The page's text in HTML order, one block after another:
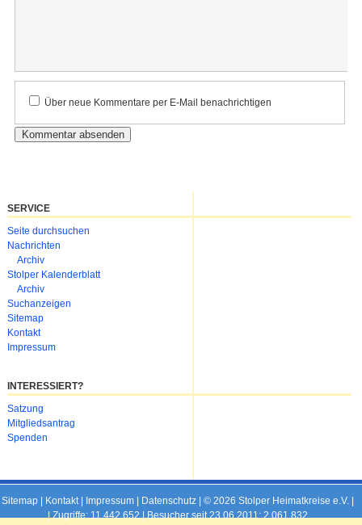
Kommentar
Über neue Kommentare per E-Mail benachrichtigen
SERVICE
Navigation
überspringen
Seite durchsuchen
Nachrichten
Archiv
Stolper Kalenderblatt
Archiv
Suchanzeigen
Sitemap
Kontakt
Impressum
INTERESSIERT?
Navigation
überspringen
Satzung
Mitgliedsantrag
Spenden
Sitemap| Kontakt| Impressum| Datenschutz| © 2026 Stolper Heimatkreise e.V. |
|Zugriffe: 11.442.652 | Besucher seit 23.06.2011: 2.061.832